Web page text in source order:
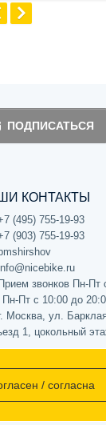
ПОДПИСАТЬСЯ
КОНТАКТЫ
(495) 755-19-93
(903) 755-19-93
Прием звонков Пн-Пт
Пт с 10:00 до
Москва, ул.
1, цокольный
интернет-
- 2026
кодекса РФ) и не
/ согласна